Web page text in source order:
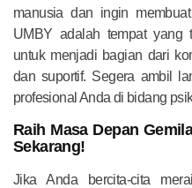
manusia dan ingin
UMBY adalah tempat yang
untuk menjadi bagian dari
dan suportif. Segera ambil
profesional Anda di bidang
Raih Masa Depan
Sekarang!
Jika Anda bercita-cita